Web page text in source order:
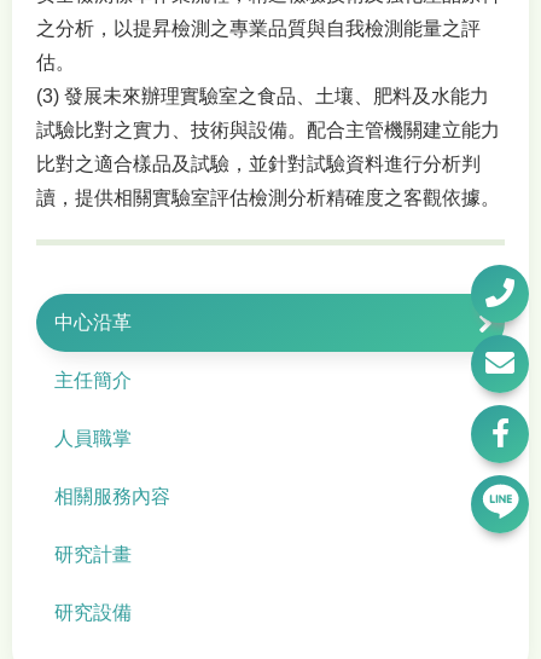
之分析，以提昇檢測之專業品質與自我檢測能量之評
估。
(3) 發展未來辦理實驗室之食品、土壤、肥料及水能力
試驗比對之實力、技術與設備。配合主管機關建立能力
比對之適合樣品及試驗，並針對試驗資料進行分析判
讀，提供相關實驗室評估檢測分析精確度之客觀依據。
中心沿革
主任簡介
人員職掌
相關服務內容
研究計畫
研究設備